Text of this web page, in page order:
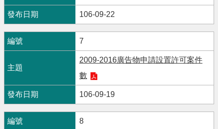
106-09-22
7
2009-2016廣告物申請設置許可案件
數
106-09-19
8